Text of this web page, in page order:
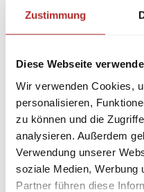
Zustimmung
Diese Webseite
Wir verwenden Cookies,
personalisieren,
zu können und die
analysieren. Außerdem
Verwendung unserer
soziale Medien, Werbung
Partner führen diese